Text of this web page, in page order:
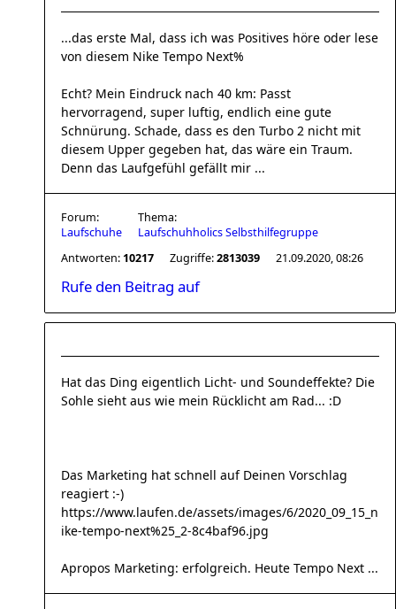
...das erste Mal, dass ich was Positives höre oder lese
von diesem Nike Tempo Next%
Echt? Mein Eindruck nach 40 km: Passt
hervorragend, super luftig, endlich eine gute
Schnürung. Schade, dass es den Turbo 2 nicht mit
diesem Upper gegeben hat, das wäre ein Traum.
Denn das Laufgefühl gefällt mir ...
Forum:
Laufschuhe
Thema:
Laufschuhholics Selbsthilfegruppe
Antworten: 10217 Zugriffe:2813039 21.09.2020, 08:26
Rufe den Beitrag auf
Hat das Ding eigentlich Licht- und Soundeffekte? Die
Sohle sieht aus wie mein Rücklicht am Rad... :D
Das Marketing hat schnell auf Deinen Vorschlag
reagiert :-)
https://www.laufen.de/assets/images/6/2020_09_15_n
ike-tempo-next%25_2-8c4baf96.jpg
Apropos Marketing: erfolgreich. Heute Tempo Next ...